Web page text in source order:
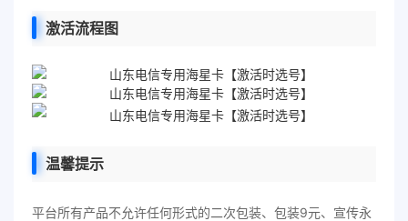
激活流程图
温馨提示
平台所有产品不允许任何形式的二次包装、包装9元、宣传永